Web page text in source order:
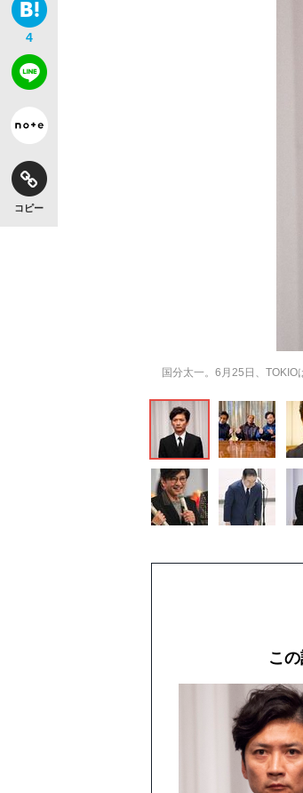
「目標達成できなかった
4
コピー
国分太一。6月25日、
こ